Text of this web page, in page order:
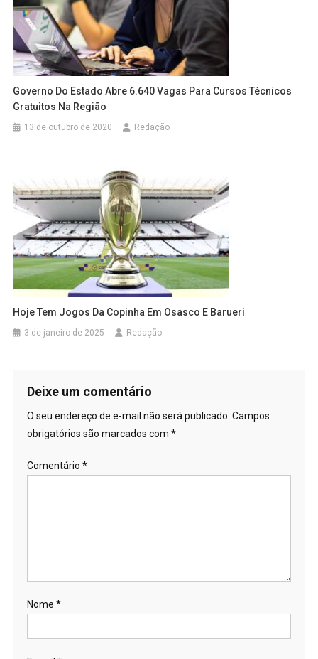
Governo Do Estado Abre 6.640 Vagas Para Cursos Técnicos
Gratuitos Na Região
13 de outubro de 2020 Redação
Hoje Tem Jogos Da Copinha Em Osasco E Barueri
3 de janeiro de 2025 Redação
Deixe um comentário
O seu endereço de e-mail não será publicado. Campos
obrigatórios são marcados com *
Comentário *
Nome *